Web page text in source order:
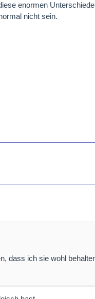
enormen
nicht sein.
dass ich sie wohl